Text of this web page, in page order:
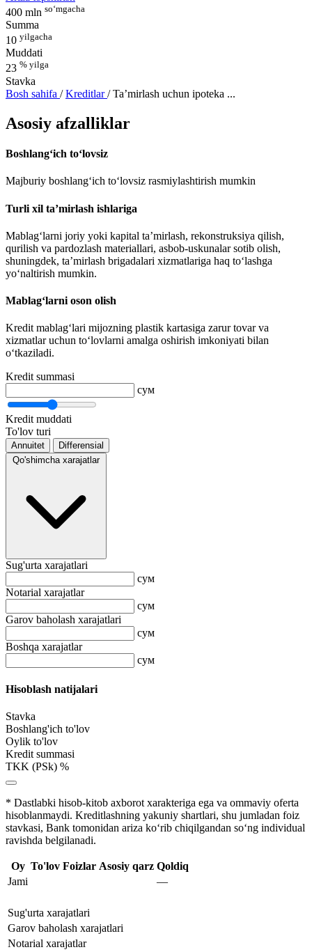
400 mln so‘mgacha
Summa
10 yilgacha
Muddati
23 % yilga
Stavka
Bosh sahifa / Kreditlar/Ta’mirlash uchun ipoteka ...
Asosiy afzalliklar
Boshlang‘ich to‘lovsiz
Majburiy boshlang‘ich to‘lovsiz rasmiylashtirish mumkin
Turli xil ta’mirlash ishlariga
Mablag‘larni joriy yoki kapital ta’mirlash, rekonstruksiya qilish,
qurilish va pardozlash materiallari, asbob-uskunalar sotib olish,
shuningdek, ta’mirlash brigadalari xizmatlariga haq to‘lashga
yo‘naltirish mumkin.
Mablag‘larni oson olish
Kredit mablag‘lari mijozning plastik kartasiga zarur tovar va
xizmatlar uchun to‘lovlarni amalga oshirish imkoniyati bilan
o‘tkaziladi.
Kredit summasi
сум
Kredit muddati
To'lov turi
Annuitet
Differensial
Qo'shimcha xarajatlar
Sug'urta xarajatlari
сум
Notarial xarajatlar
сум
Garov baholash xarajatlari
сум
Boshqa xarajatlar
сум
Hisoblash natijalari
Stavka
Boshlang'ich to'lov
Oylik to'lov
Kredit summasi
TKK (PSk) %
* Dastlabki hisob-kitob axborot xarakteriga ega va ommaviy oferta
hisoblanmaydi. Kreditlashning yakuniy shartlari, shu jumladan foiz
stavkasi, Bank tomonidan ariza ko‘rib chiqilgandan so‘ng individual
ravishda belgilanadi.
Oy To'lov Foizlar Asosiy qarz Qoldiq
Jami
—
Sug'urta xarajatlari
Garov baholash xarajatlari
Notarial xarajatlar